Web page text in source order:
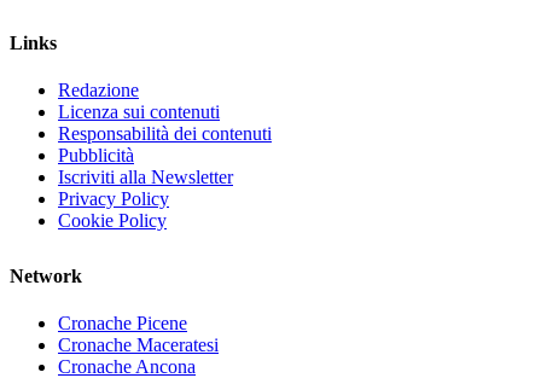
Links
Redazione
Licenza sui contenuti
Responsabilità dei contenuti
Pubblicità
Iscriviti alla Newsletter
Privacy Policy
Cookie Policy
Network
Cronache Picene
Cronache Maceratesi
Cronache Ancona